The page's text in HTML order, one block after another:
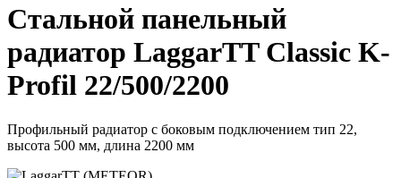
Стальной панельный
радиатор LaggarTT Classic K-
Profil 22/500/2200
Профильный радиатор с боковым подключением тип 22,
высота 500 мм, длина 2200 мм